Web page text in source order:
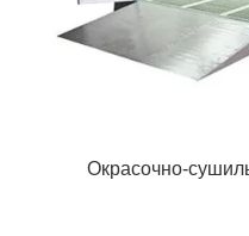
Окрасочно-